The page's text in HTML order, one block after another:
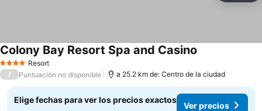
4 EstrellasResort
Colony Bay Resort Spa and Casino
/ Puntuación no disponible a 25.2 km de: Centro de la ciudad
Elige fechas para ver los precios exactos
Ver precios